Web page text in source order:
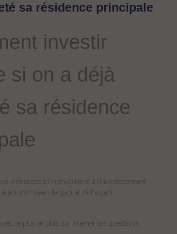
sa résidence principale
investir
si on a déjà
sa résidence
intéressez à l’immobilier et à l’investissement
un moyen de gagner de l’argent.
de plus en plus sur internet des questions